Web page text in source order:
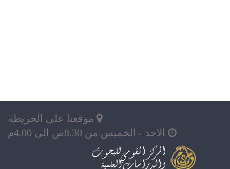
موقعنا على الخريطة
الاحد - الخميس من 8.30ص الى 4.00م